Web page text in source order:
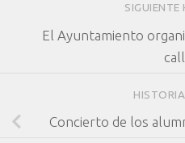
SIGUIENTE
El Ayuntamiento
Concierto de los